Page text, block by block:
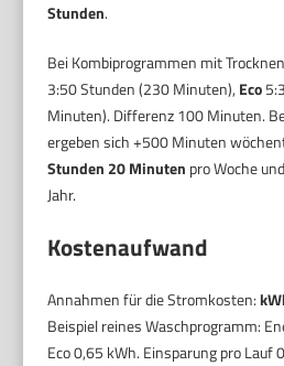
Stunden.
Bei Kombiprogrammen mit
3:50 Stunden (230 Minuten), Eco
Minuten). Differenz 100 Minuten.
ergeben sich +500 Minuten
Stunden 20 Minuten pro Woche
Jahr.
Kostenaufwand
Annahmen für die Stromkosten:
Beispiel reines Waschprogramm:
Eco 0,65 kWh. Einsparung pro Lauf